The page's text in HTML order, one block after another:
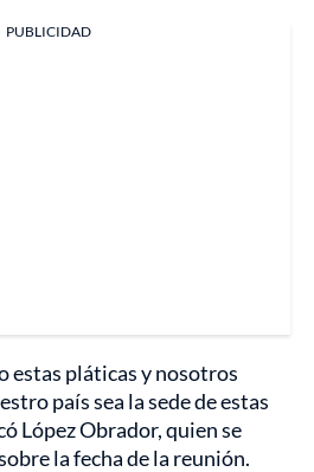
PUBLICIDAD
estas pláticas y nosotros
país sea la sede de estas
López Obrador, quien se
la fecha de la reunión.